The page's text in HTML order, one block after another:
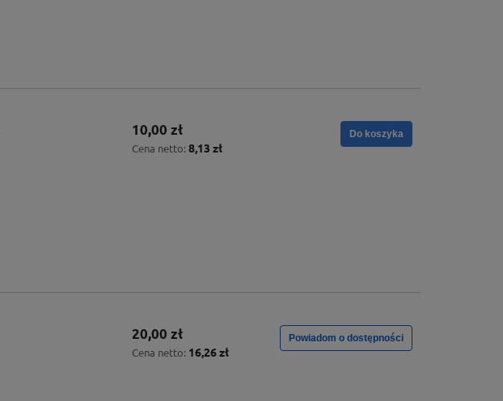
10,00 zł
Cena netto: 8,13 zł
Do koszyka
20,00 zł
Cena netto: 16,26 zł
Powiadom o dostępności